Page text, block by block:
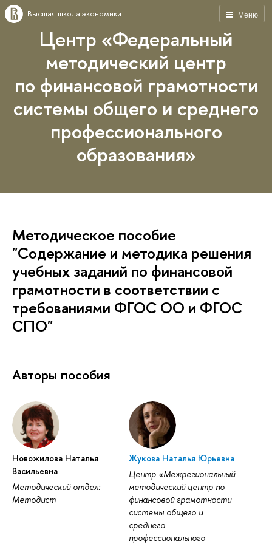
Меню
Высшая школа экономики
Центр «Федеральный
методический центр
по финансовой грамотности
системы общего и среднего
профессионального
образования»
Методическое пособие
"Содержание и методика решения
учебных заданий по финансовой
грамотности в соответствии с
требованиями ФГОС ОО и ФГОС
СПО"
Авторы пособия
Новожилова Наталья
Васильевна
Методический отдел:
Методист
Жукова Наталья Юрьевна
Центр «Межрегиональный
методический центр по
финансовой грамотности
системы общего и
среднего
профессионального